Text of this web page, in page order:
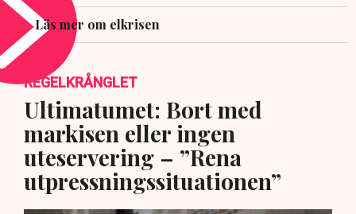
Läs mer om elkrisen
REGELKRÅNGLET
Ultimatumet: Bort med
markisen eller ingen
uteservering – ”Rena
utpressningssituationen”